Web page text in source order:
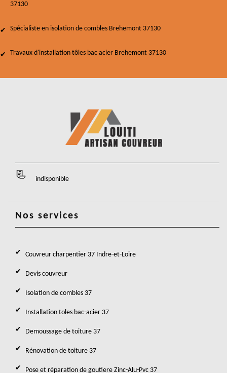
37130
Spécialiste en isolation de combles Brehemont 37130
Travaux d'installation tôles bac acier Brehemont 37130
indisponible
Nos services
Couvreur charpentier 37 Indre-et-Loire
Devis couvreur
Isolation de combles 37
Installation toles bac-acier 37
Demoussage de toiture 37
Rénovation de toiture 37
Pose et réparation de goutiere Zinc-Alu-Pvc 37